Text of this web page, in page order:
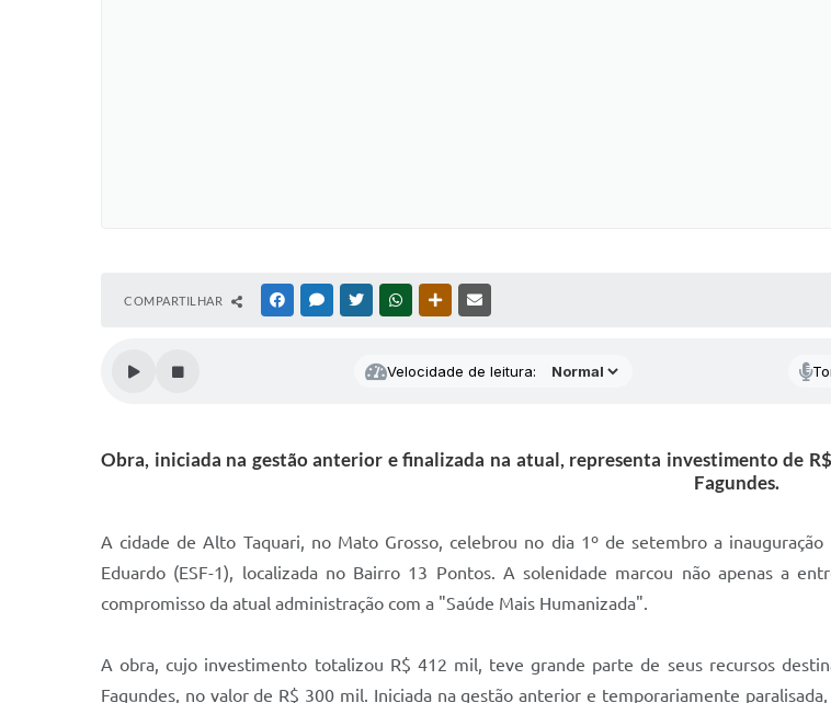
COMPARTILHAR FACEBOOKMESSENGER
TWITTERWHATSAPPOUTRAS MÍDIAS
Velocidade de leitura:
Obra, iniciada na gestão anterior e finalizada na atual, representa investimento de
Fagundes.
A cidade de Alto Taquari, no Mato Grosso, celebrou no dia 1º de setembro a
Eduardo (ESF-1), localizada no Bairro 13 Pontos. A solenidade marcou não apenas a
compromisso da atual administração com a "Saúde Mais Humanizada".
A obra, cujo investimento totalizou R$ 412 mil, teve grande parte de seus recursos
Fagundes, no valor de R$ 300 mil. Iniciada na gestão anterior e temporariamente